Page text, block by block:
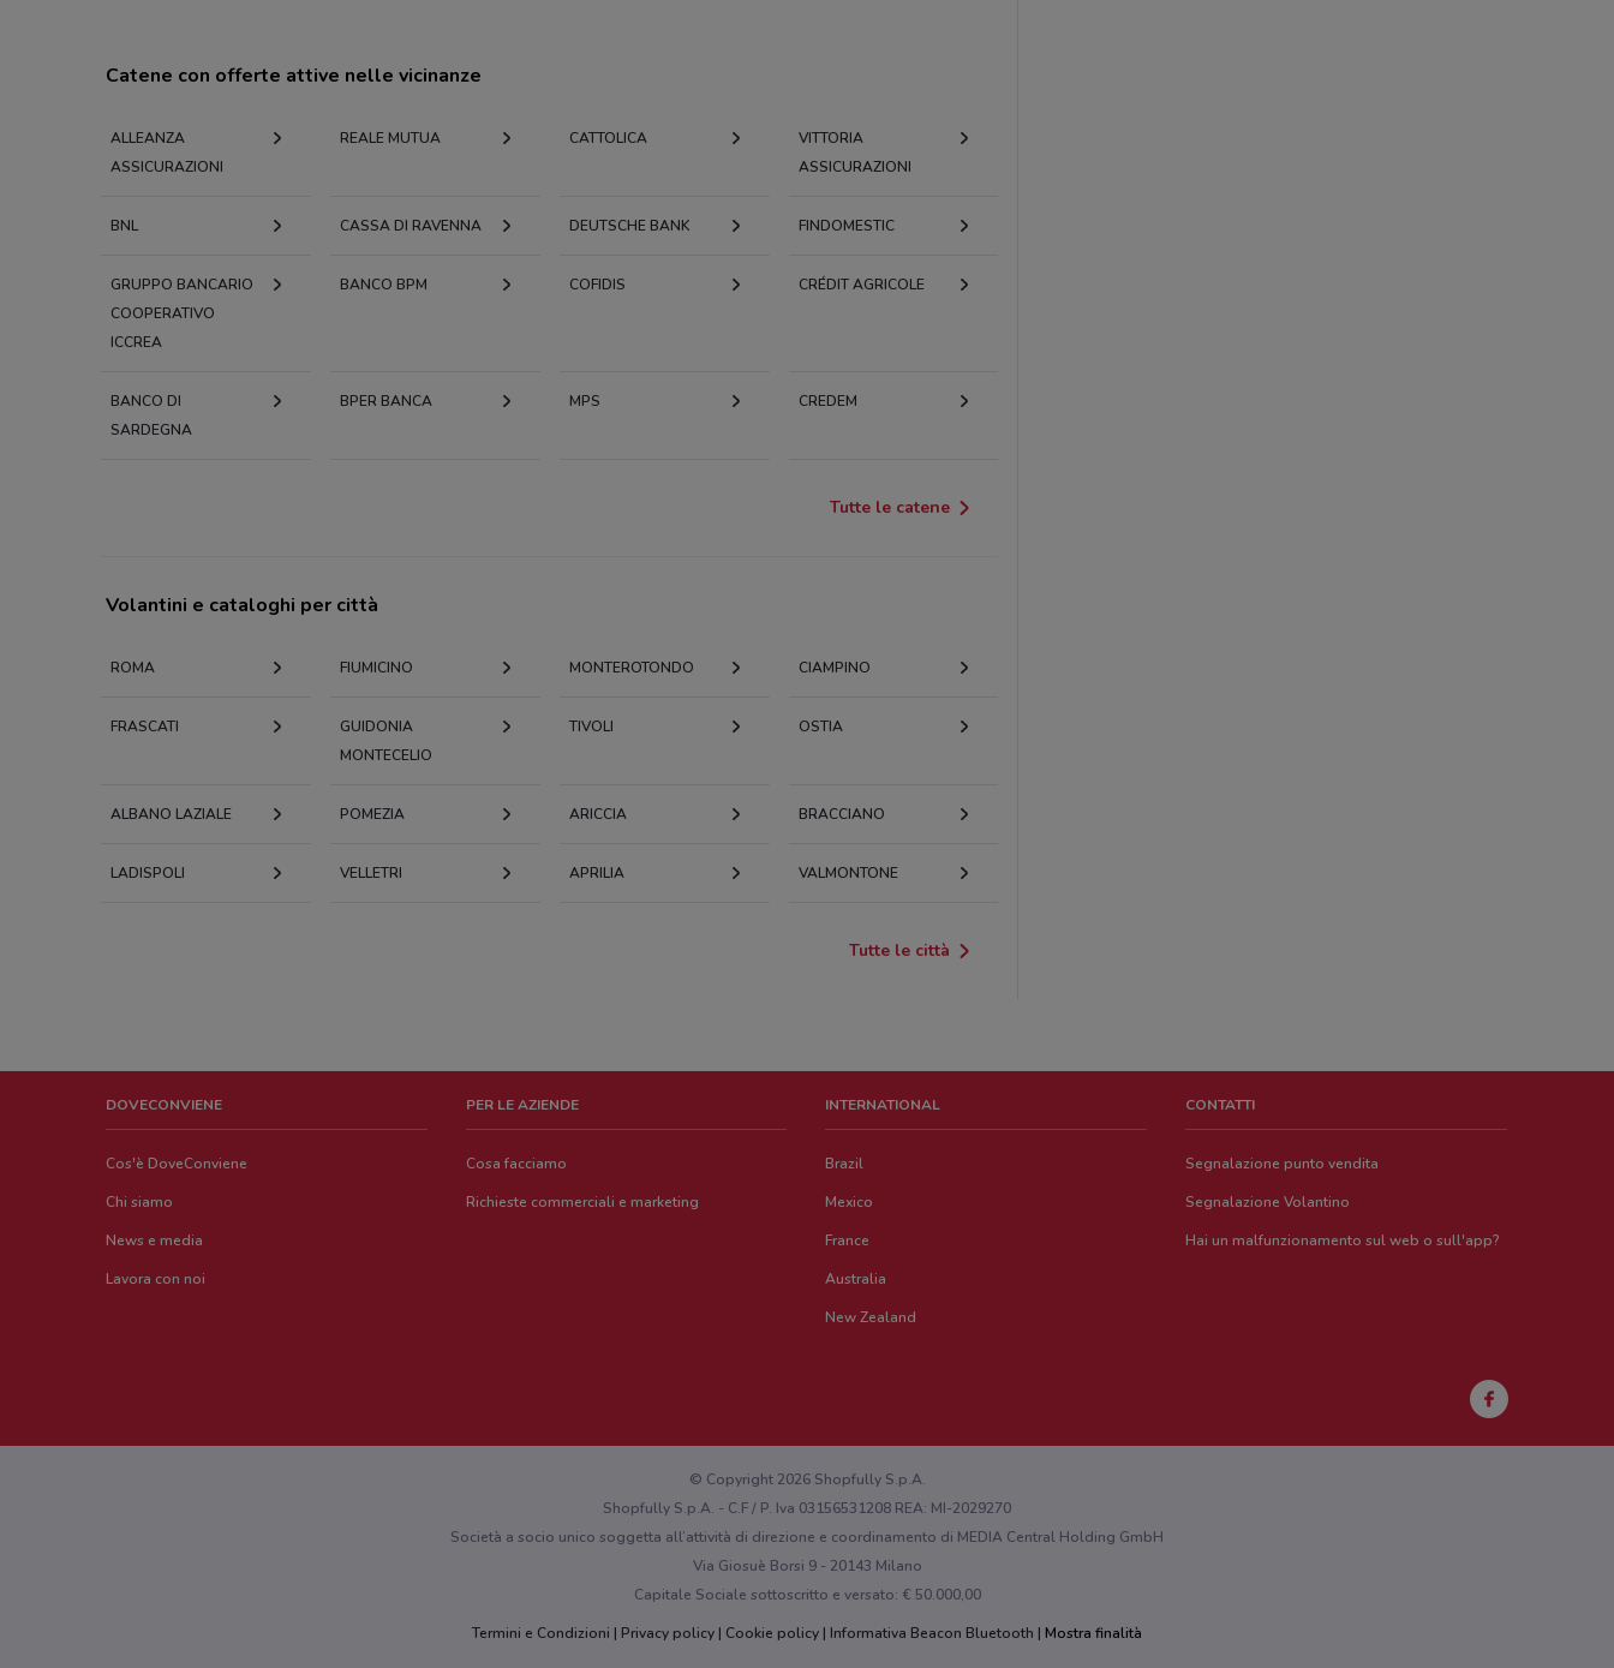
Catene con offerte attive nelle vicinanze
ALLEANZA
ASSICURAZIONI
REALE MUTUA CATTOLICA
VITTORIA
ASSICURAZIONI
BNL CASSA DI RAVENNA DEUTSCHE BANK FINDOMESTIC
GRUPPO BANCARIO
COOPERATIVO
ICCREA
BANCO BPM COFIDIS CRÉDIT AGRICOLE
BANCO DI
SARDEGNA
BPER BANCA MPS CREDEM
Tutte le catene
Volantini e cataloghi per città
ROMA FIUMICINO MONTEROTONDO CIAMPINO
FRASCATI
GUIDONIA
MONTECELIO
TIVOLI OSTIA
ALBANO LAZIALE POMEZIA ARICCIA BRACCIANO
LADISPOLI VELLETRI APRILIA VALMONTONE
Tutte le città
DOVECONVIENE
Cos'è DoveConviene
Chi siamo
News e media
Lavora con noi
PER LE AZIENDE
Cosa facciamo
Richieste commerciali e marketing
INTERNATIONAL
Brazil
Mexico
France
Australia
New Zealand
CONTATTI
Segnalazione punto vendita
Segnalazione Volantino
Hai un malfunzionamento sul web o sull'app?
© Copyright 2026 Shopfully S.p.A.
Shopfully S.p.A. - C.F / P. Iva 03156531208 REA: MI-2029270
Società a socio unico soggetta all’attività di direzione e coordinamento di MEDIA Central Holding GmbH
Via Giosuè Borsi 9 - 20143 Milano
Capitale Sociale sottoscritto e versato: € 50.000,00
Termini e Condizioni
Privacy policy Cookie policy Informativa Beacon Bluetooth Mostra finalità